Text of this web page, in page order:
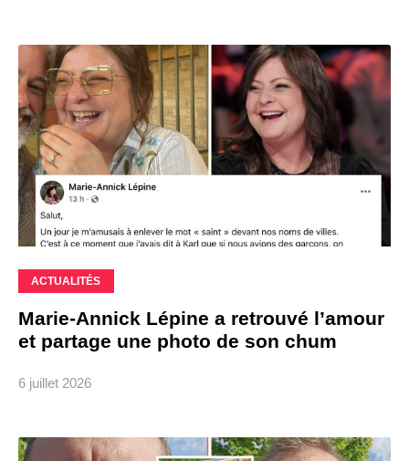
ACTUALITÉS
Marie-Annick Lépine a retrouvé l’amour
et partage une photo de son chum
6 juillet 2026